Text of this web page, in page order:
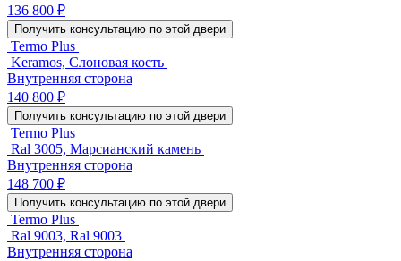
136 800 ₽
Получить консультацию по этой двери
Termo Plus
Keramos, Слоновая кость
Внутренняя сторона
140 800 ₽
Получить консультацию по этой двери
Termo Plus
Ral 3005, Марсианский камень
Внутренняя сторона
148 700 ₽
Получить консультацию по этой двери
Termo Plus
Ral 9003, Ral 9003
Внутренняя сторона